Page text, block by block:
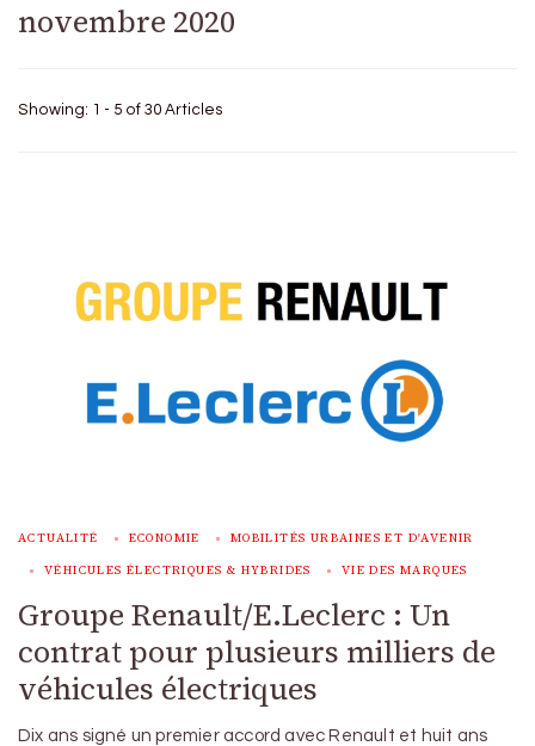
novembre 2020
Showing: 1 - 5 of 30 Articles
ACTUALITÉ ECONOMIE MOBILITÉS URBAINES ET D'AVENIR
VÉHICULES ÉLECTRIQUES & HYBRIDES VIE DES MARQUES
Groupe Renault/E.Leclerc : Un
contrat pour plusieurs milliers de
véhicules électriques
Dix ans signé un premier accord avec Renault et huit ans